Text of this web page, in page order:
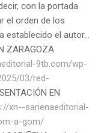
con la portada
el orden de los
establecido el autor...
ZARAGOZA
9tb.com/wp-
03/red-
EN
xn--sarienaeditorial-
a-gom/